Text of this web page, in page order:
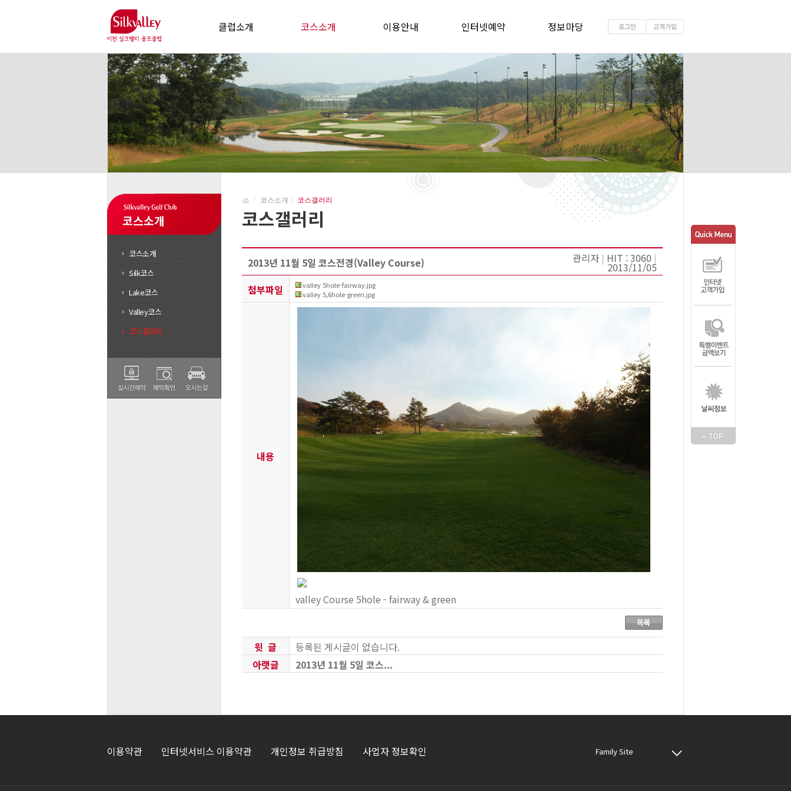
클럽소개 코스소개 이용안내 인터넷예약 정보마당
코스소개
코스소개
Silk코스
Lake코스
Valley코스
코스갤러리
코스소개 코스갤러리
코스갤러리
2013년 11월 5일 코스전경(Valley Course) 관리자 | HIT : 3060 |
2013/11/05
첨부파일
valley 5hole-fairway.jpg
valley 5,6hole-green.jpg
내용
valley Course 5hole - fairway & green
윗 글
등록된 게시글이 없습니다.
아랫글
2013년 11월 5일 코스...
이용약관 인터넷서비스 이용약관 개인정보 취급방침 사업자 정보확인